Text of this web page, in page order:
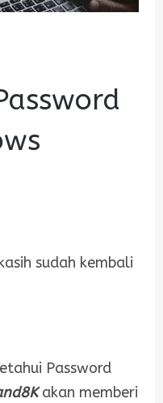
sudah kembali
Password
akan memberi